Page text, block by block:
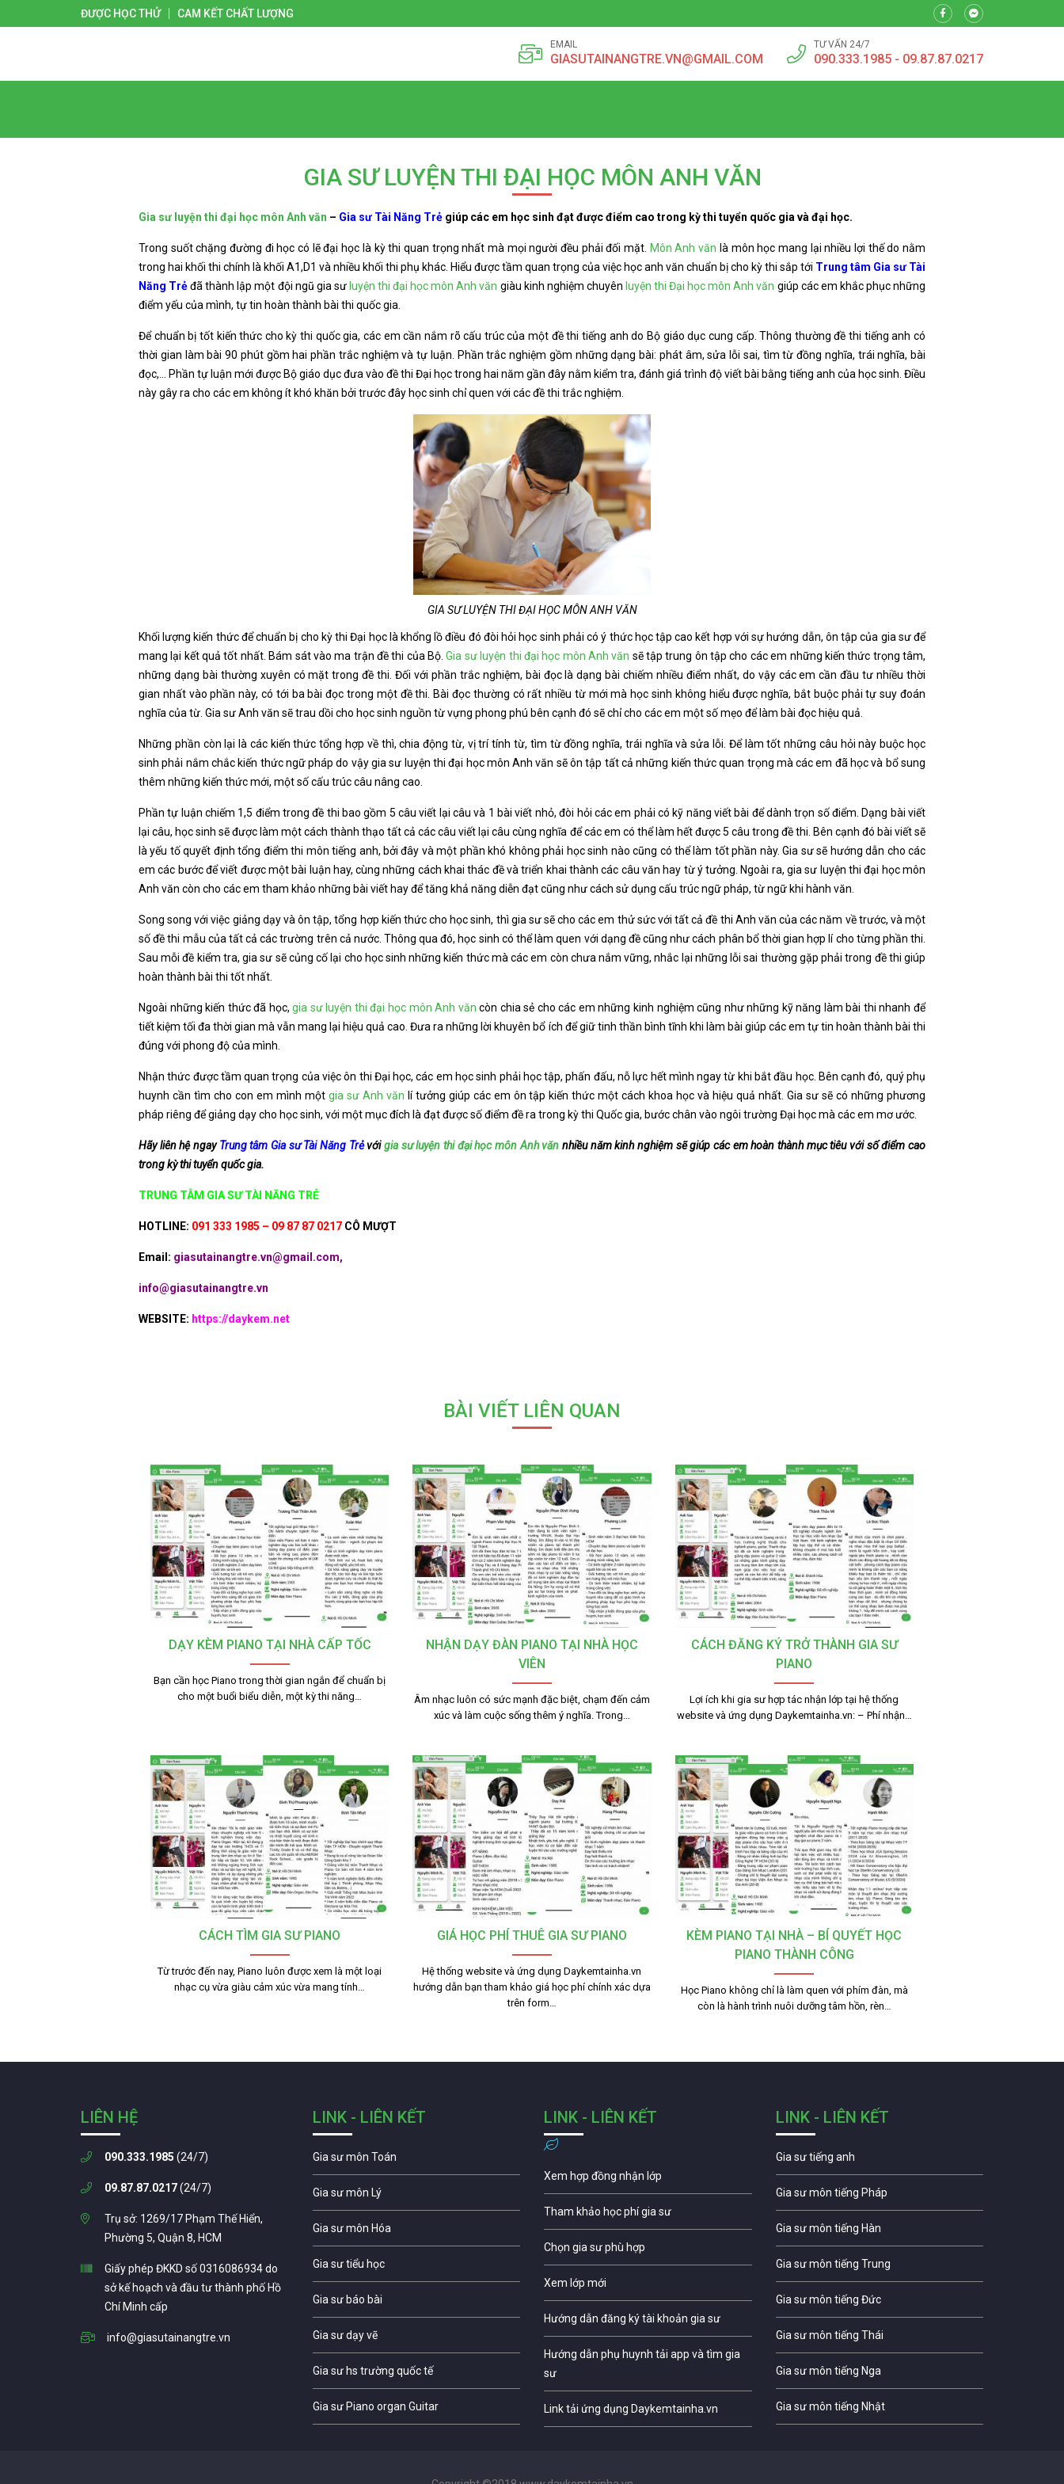
ĐƯỢC HỌC THỬ CAM KẾT CHẤT LƯỢNG
EMAIL
GIASUTAINANGTRE.VN@GMAIL.COM
TƯ VẤN 24/7
090.333.1985 - 09.87.87.0217
GIA SƯ LUYỆN THI ĐẠI HỌC MÔN ANH VĂN
Gia sư luyện thi đại học môn Anh văn – Gia sư Tài Năng Trẻ giúp các em học sinh đạt được điểm cao trong kỳ thi tuyển quốc gia và đại học.
Trong suốt chặng đường đi học có lẽ đại học là kỳ thi quan trọng nhất mà mọi người đều phải đối mặt. Môn Anh văn là môn học mang lại nhiều lợi thế do nằm
trong hai khối thi chính là khối A1,D1 và nhiều khối thi phụ khác. Hiểu được tầm quan trọng của việc học anh văn chuẩn bị cho kỳ thi sắp tới Trung tâm Gia sư Tài
Năng Trẻđã thành lập một đội ngũ gia sư luyện thi đại học môn Anh văn giàu kinh nghiệm chuyên luyện thi Đại học môn Anh văn giúp các em khắc phục những
điểm yếu của mình, tự tin hoàn thành bài thi quốc gia.
Để chuẩn bị tốt kiến thức cho kỳ thi quốc gia, các em cần nắm rõ cấu trúc của một đề thi tiếng anh do Bộ giáo dục cung cấp. Thông thường đề thi tiếng anh có
thời gian làm bài 90 phút gồm hai phần trắc nghiệm và tự luận. Phần trắc nghiệm gồm những dạng bài: phát âm, sửa lỗi sai, tìm từ đồng nghĩa, trái nghĩa, bài
đọc,… Phần tự luận mới được Bộ giáo dục đưa vào đề thi Đại học trong hai năm gần đây nằm kiểm tra, đánh giá trình độ viết bài bằng tiếng anh của học sinh. Điều
này gây ra cho các em không ít khó khăn bởi trước đây học sinh chỉ quen với các đề thi trắc nghiệm.
GIA SƯ LUYỆN THI ĐẠI HỌC MÔN ANH VĂN
Khối lượng kiến thức để chuẩn bị cho kỳ thi Đại học là khổng lồ điều đó đòi hỏi học sinh phải có ý thức học tập cao kết hợp với sự hướng dẫn, ôn tập của gia sư để
mang lại kết quả tốt nhất. Bám sát vào ma trận đề thi của Bộ. Gia sư luyện thi đại học môn Anh văn sẽ tập trung ôn tập cho các em những kiến thức trọng tâm,
những dạng bài thường xuyên có mặt trong đề thi. Đối với phần trắc nghiệm, bài đọc là dạng bài chiếm nhiều điểm nhất, do vậy các em cần đầu tư nhiều thời
gian nhất vào phần này, có tới ba bài đọc trong một đề thi. Bài đọc thường có rất nhiều từ mới mà học sinh không hiểu được nghĩa, bắt buộc phải tự suy đoán
nghĩa của từ. Gia sư Anh văn sẽ trau dồi cho học sinh nguồn từ vựng phong phú bên cạnh đó sẽ chỉ cho các em một số mẹo để làm bài đọc hiệu quả.
Những phần còn lại là các kiến thức tổng hợp về thì, chia động từ, vị trí tính từ, tìm từ đồng nghĩa, trái nghĩa và sửa lỗi. Để làm tốt những câu hỏi này buộc học
sinh phải nắm chắc kiến thức ngữ pháp do vậy gia sư luyện thi đại học môn Anh văn sẽ ôn tập tất cả những kiến thức quan trọng mà các em đã học và bổ sung
thêm những kiến thức mới, một số cấu trúc câu nâng cao.
Phần tự luận chiếm 1,5 điểm trong đề thi bao gồm 5 câu viết lại câu và 1 bài viết nhỏ, đòi hỏi các em phải có kỹ năng viết bài để dành trọn số điểm. Dạng bài viết
lại câu, học sinh sẽ được làm một cách thành thạo tất cả các câu viết lại câu cùng nghĩa để các em có thể làm hết được 5 câu trong đề thi. Bên cạnh đó bài viết sẽ
là yếu tố quyết định tổng điểm thi môn tiếng anh, bởi đây và một phần khó không phải học sinh nào cũng có thể làm tốt phần này. Gia sư sẽ hướng dẫn cho các
em các bước để viết được một bài luận hay, cùng những cách khai thác đề và triển khai thành các câu văn hay từ ý tưởng. Ngoài ra, gia sư luyện thi đại học môn
Anh văn còn cho các em tham khảo những bài viết hay để tăng khả năng diễn đạt cũng như cách sử dụng cấu trúc ngữ pháp, từ ngữ khi hành văn.
Song song với việc giảng dạy và ôn tập, tổng hợp kiến thức cho học sinh, thì gia sư sẽ cho các em thử sức với tất cả đề thi Anh văn của các năm về trước, và một
số đề thi mẫu của tất cả các trường trên cả nước. Thông qua đó, học sinh có thể làm quen với dạng đề cũng như cách phân bổ thời gian hợp lí cho từng phần thi.
Sau mỗi đề kiểm tra, gia sư sẽ củng cố lại cho học sinh những kiến thức mà các em còn chưa nắm vững, nhắc lại những lỗi sai thường gặp phải trong đề thi giúp
hoàn thành bài thi tốt nhất.
Ngoài những kiến thức đã học,gia sư luyện thi đại học môn Anh văn còn chia sẻ cho các em những kinh nghiệm cũng như những kỹ năng làm bài thi nhanh để
tiết kiệm tối đa thời gian mà vẫn mang lại hiệu quả cao. Đưa ra những lời khuyên bổ ích để giữ tinh thần bình tĩnh khi làm bài giúp các em tự tin hoàn thành bài thi
đúng với phong độ của mình.
Nhận thức được tầm quan trọng của việc ôn thi Đại học, các em học sinh phải học tập, phấn đấu, nỗ lực hết mình ngay từ khi bắt đầu học. Bên cạnh đó, quý phụ
huynh cần tìm cho con em mình một gia sư Anh văn lí tưởng giúp các em ôn tập kiến thức một cách khoa học và hiệu quả nhất. Gia sư sẽ có những phương
pháp riêng để giảng dạy cho học sinh, với một mục đích là đạt được số điểm đề ra trong kỳ thi Quốc gia, bước chân vào ngôi trường Đại học mà các em mơ ước.
Hãy liên hệ ngayTrung tâm Gia sư Tài Năng Trẻvớigia sư luyện thi đại học môn Anh văn nhiều năm kinh nghiệm sẽ giúp các em hoàn thành mục tiêu với số điểm cao
trong kỳ thi tuyển quốc gia.
TRUNG TÂM GIA SƯ TÀI NĂNG TRẺ
HOTLINE: 091 333 1985 – 09 87 87 0217 CÔ MƯỢT
Email: giasutainangtre.vn@gmail.com,
info@giasutainangtre.vn
WEBSITE: https://daykem.net
BÀI VIẾT LIÊN QUAN
DẠY KÈM PIANO TẠI NHÀ CẤP TỐC
Bạn cần học Piano trong thời gian ngắn để chuẩn bị
cho một buổi biểu diễn, một kỳ thi năng…
NHẬN DẠY ĐÀN PIANO TẠI NHÀ HỌC
VIÊN
Âm nhạc luôn có sức mạnh đặc biệt, chạm đến cảm
xúc và làm cuộc sống thêm ý nghĩa. Trong…
CÁCH ĐĂNG KÝ TRỞ THÀNH GIA SƯ
PIANO
Lợi ích khi gia sư hợp tác nhận lớp tại hệ thống
website và ứng dụng Daykemtainha.vn: – Phí nhận…
CÁCH TÌM GIA SƯ PIANO
Từ trước đến nay, Piano luôn được xem là một loại
nhạc cụ vừa giàu cảm xúc vừa mang tính…
GIÁ HỌC PHÍ THUÊ GIA SƯ PIANO
Hệ thống website và ứng dụng Daykemtainha.vn
hướng dẫn bạn tham khảo giá học phí chính xác dựa
trên form…
KÈM PIANO TẠI NHÀ – BÍ QUYẾT HỌC
PIANO THÀNH CÔNG
Học Piano không chỉ là làm quen với phím đàn, mà
còn là hành trình nuôi dưỡng tâm hồn, rèn…
LIÊN HỆ
090.333.1985 (24/7)
09.87.87.0217(24/7)
Trụ sở: 1269/17 Phạm Thế Hiển,
Phường 5, Quận 8, HCM
Giấy phép ĐKKD số 0316086934 do
sở kế hoạch và đầu tư thành phố Hồ
Chí Minh cấp
info@giasutainangtre.vn
LINK - LIÊN KẾT
Gia sư môn Toán
Gia sư môn Lý
Gia sư môn Hóa
Gia sư tiểu học
Gia sư báo bài
Gia sư dạy vẽ
Gia sư hs trường quốc tế
Gia sư Piano organ Guitar
LINK - LIÊN KẾT
Xem hợp đồng nhận lớp
Tham khảo học phí gia sư
Chọn gia sư phù hợp
Xem lớp mới
Hướng dẫn đăng ký tài khoản gia sư
Hướng dẫn phụ huynh tải app và tìm gia
sư
Link tải ứng dụng Daykemtainha.vn
LINK - LIÊN KẾT
Gia sư tiếng anh
Gia sư môn tiếng Pháp
Gia sư môn tiếng Hàn
Gia sư môn tiếng Trung
Gia sư môn tiếng Đức
Gia sư môn tiếng Thái
Gia sư môn tiếng Nga
Gia sư môn tiếng Nhật